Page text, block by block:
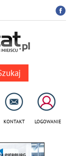
KONTAKT LOGOWANIE